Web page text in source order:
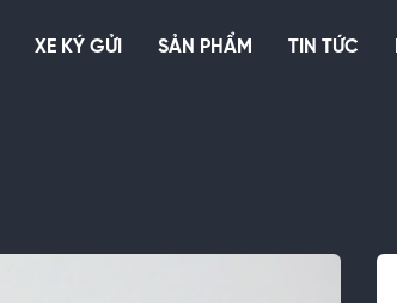
XE KÝ GỬI SẢN PHẨM TIN TỨC